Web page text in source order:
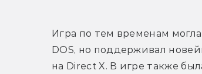
Игра по тем временам
DOS, но поддерживал
на Direct X. В игре также